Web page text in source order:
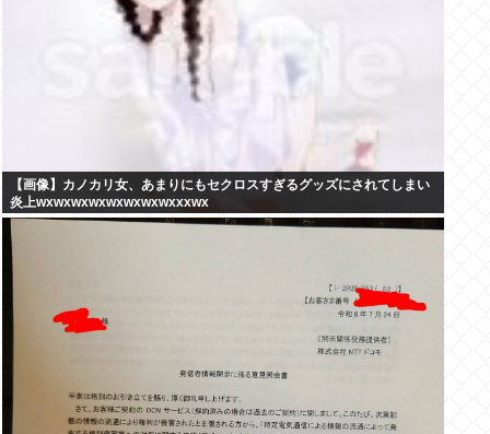
【画像】カノカリ女、あまりにもセクロスすぎるグッズにされてしまい
炎上wxwxwxwxwxwxwxwxxxwx